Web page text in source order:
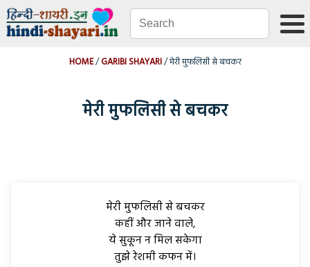
HOME GARIBI SHAYARI मेरी मुफलिसी से बचकर
मेरी मुफलिसी से बचकर
मेरी मुफलिसी से बचकर
कहीं और जाने वाले,
ये सुकून न मिल सकेगा
तुझे रेशमी कफन में।